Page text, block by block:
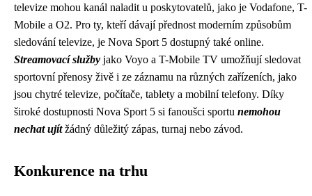
televize mohou kanál naladit u poskytovatelů, jako je Vodafone, T-
Mobile a O2. Pro ty, kteří dávají přednost moderním způsobům
sledování televize, je Nova Sport 5 dostupný také online.
Streamovací služby jako Voyo a T-Mobile TV umožňují sledovat
sportovní přenosy živě i ze záznamu na různých zařízeních, jako
jsou chytré televize, počítače, tablety a mobilní telefony. Díky
široké dostupnosti Nova Sport 5 si fanoušci sportu nemohou
nechat ujítžádný důležitý zápas, turnaj nebo závod.
Konkurence na trhu